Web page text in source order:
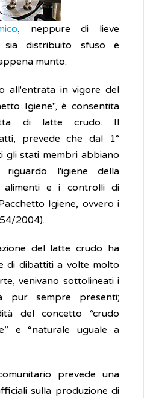
, neppure di lieve
distribuito sfuso e
munto.
all'entrata in vigore del
Igiene", è consentita
di latte crudo. Il
prevede che dal 1°
gli stati membri abbiano
l'igiene della
alimenti e i controlli di
Igiene, ovvero i
2004).
del latte crudo ha
di dibattiti a volte molto
venivano sottolineati i
pur sempre presenti;
del concetto “crudo
e “naturale uguale a
prevede una
sulla produzione di